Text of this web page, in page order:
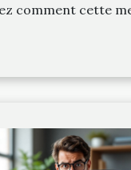
comment cette